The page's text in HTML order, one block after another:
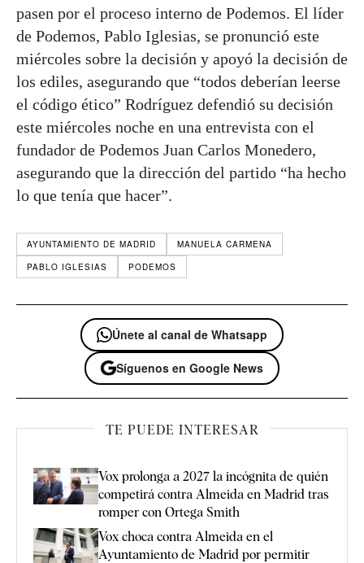
pasen por el proceso interno de Podemos. El líder
de Podemos, Pablo Iglesias, se pronunció este
miércoles sobre la decisión y apoyó la decisión de
los ediles, asegurando que “todos deberían leerse
el código ético” Rodríguez defendió su decisión
este miércoles noche en una entrevista con el
fundador de Podemos Juan Carlos Monedero,
asegurando que la dirección del partido “ha hecho
lo que tenía que hacer”.
AYUNTAMIENTO DE MADRID
MANUELA CARMENA
PABLO IGLESIAS
PODEMOS
Únete al canal de Whatsapp
Síguenos en Google News
TE PUEDE INTERESAR
Vox prolonga a 2027 la incógnita de quién
competirá contra Almeida en Madrid tras
romper con Ortega Smith
Vox choca contra Almeida en el
Ayuntamiento de Madrid por permitir